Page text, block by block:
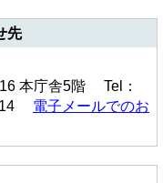
先
本庁舎5階 Tel：
電子メールでのお